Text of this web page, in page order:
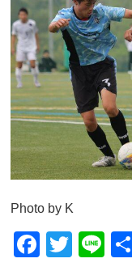
Photo by K
F
T
Li